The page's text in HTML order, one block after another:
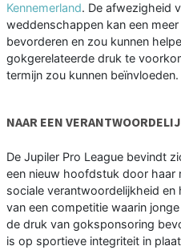
Kennemerland. De afwezigheid
weddenschappen kan een
bevorderen en zou kunnen
gokgerelateerde druk te
termijn zou kunnen beïnvloeden.
NAAR EEN
De Jupiler Pro League bevindt
een nieuw hoofdstuk door haar
sociale verantwoordelijkheid en
van een competitie waarin
de druk van goksponsoring
is op sportieve integriteit in